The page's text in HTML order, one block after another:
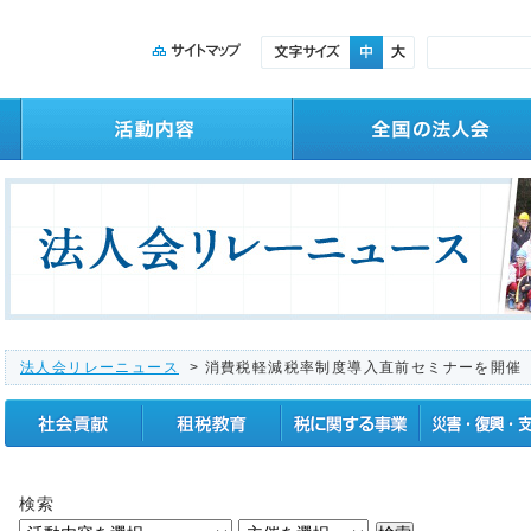
法人会リレーニュース > 消費税軽減税率制度導入直前セミナーを開催
社会貢献 租税教育 税に関する事業 震災復興支
検索